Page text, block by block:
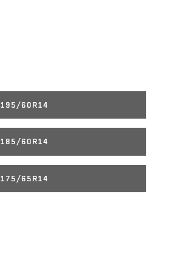
195/60R14
185/60R14
175/65R14